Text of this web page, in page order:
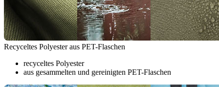
Recyceltes Polyester aus PET-Flaschen
recyceltes Polyester
aus gesammelten und gereinigten PET-Flaschen